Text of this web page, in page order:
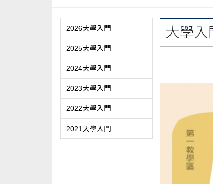
2026大學入門
2025大學入門
2024大學入門
2023大學入門
2022大學入門
2021大學入門
大學入